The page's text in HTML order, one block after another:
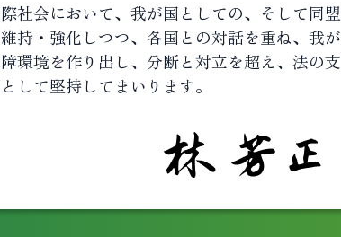
社会において、我が国としての、そして同盟
持・強化しつつ、各国との対話を重ね、我が
環境を作り出し、分断と対立を超え、法の支
して堅持してまいります。